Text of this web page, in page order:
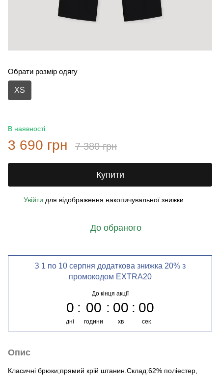
Обрати розмір одягу
XS
В наявності
3 690 грн 7 380 грн
Купити
Увійти для відображення накопичувальної знижки
До обраного
З 1 по 10 серпня додаткова знижка 20% з
промокодом EXTRA20
До кінця акції
0
дні
00
години
00
хв
00
сек
Опис
Класичні брюки;прямий крій штанин.Склад:62% поліестер,